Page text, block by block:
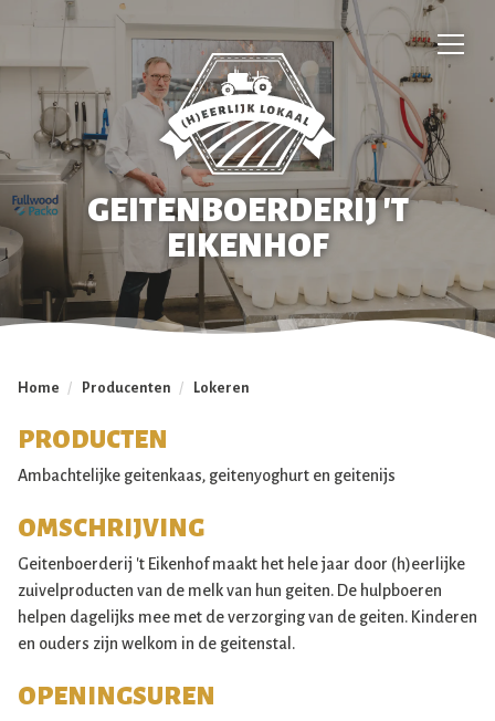
GEITENBOERDERIJ 'T
EIKENHOF
Home / Producenten / Lokeren
PRODUCTEN
Ambachtelijke geitenkaas, geitenyoghurt en geitenijs
OMSCHRIJVING
Geitenboerderij 't Eikenhof maakt het hele jaar door (h)eerlijke
zuivelproducten van de melk van hun geiten. De hulpboeren
helpen dagelijks mee met de verzorging van de geiten. Kinderen
en ouders zijn welkom in de geitenstal.
OPENINGSUREN